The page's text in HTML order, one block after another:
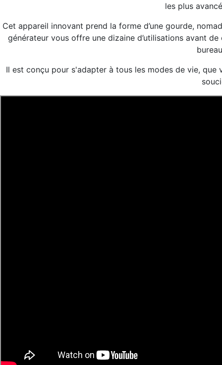
les plus
Cet appareil innovant prend la forme d’une gourde,
générateur vous offre une dizaine d’utilisations avant
Il est conçu pour s'adapter à tous les modes de vie,